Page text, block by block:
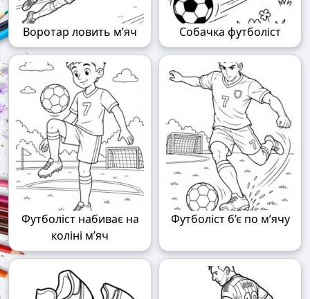
Воротар ловить м’яч Собачка футболіст
Футболіст набиває на
коліні м’яч
Футболіст б’є по м’ячу